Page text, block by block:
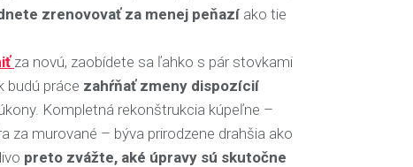
zrenovovať za menej peňazí ako tie
za novú, zaobídete sa ľahko s pár stovkami
budú práce zahŕňať zmeny dispozícií
Kompletná rekonštrukcia kúpeľne –
za murované – býva prirodzene drahšia ako
preto zvážte, aké úpravy sú skutočne